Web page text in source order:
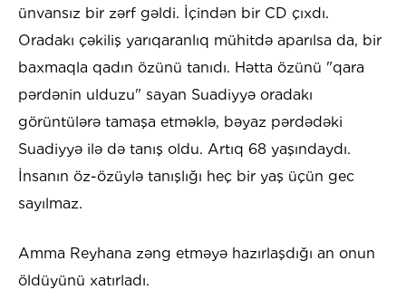
ünvansız bir zərf gəldi. İçindən bir CD çıxdı.
Oradakı çəkiliş yarıqaranlıq mühitdə aparılsa da, bir
baxmaqla qadın özünü tanıdı. Hətta özünü "qara
pərdənin ulduzu" sayan Suadiyyə oradakı
görüntülərə tamaşa etməklə, bəyaz pərdədəki
Suadiyyə ilə də tanış oldu. Artıq 68 yaşındaydı.
İnsanın öz-özüylə tanışlığı heç bir yaş üçün gec
sayılmaz.
Amma Reyhana zəng etməyə hazırlaşdığı an onun
öldüyünü xatırladı.